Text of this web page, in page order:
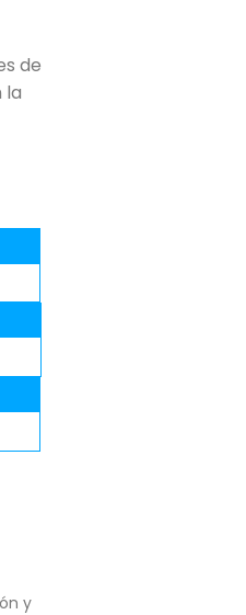
de
la
y